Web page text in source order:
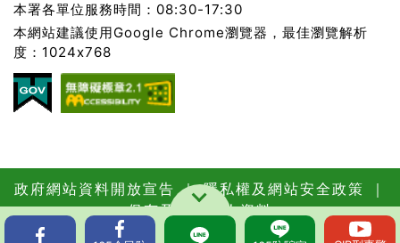
本署各單位服務時間：08:30-17:30
本網站建議使用Google Chrome瀏覽器，最佳瀏覽解析
度：1024x768
政府網站資料開放宣告 ｜隱私權及網站安全政策 ｜
保有及管理個人資料
更新日期：115年08月07日
瀏覽人次：